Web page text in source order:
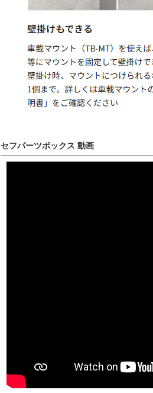
セフパーツボックス 動画